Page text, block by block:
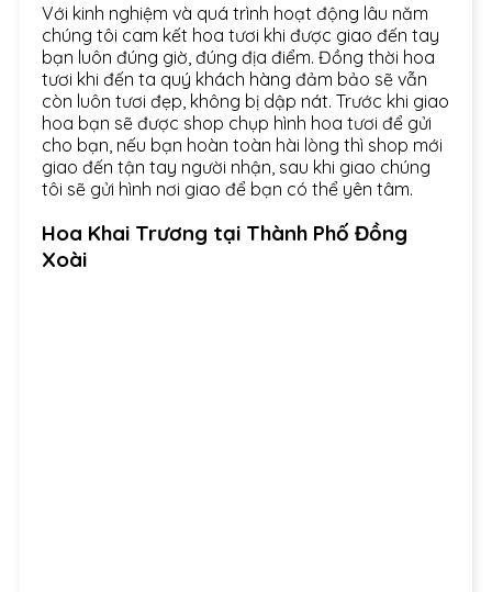
Với kinh nghiệm và quá trình hoạt động lâu năm
chúng tôi cam kết hoa tươi khi được giao đến tay
bạn luôn đúng giờ, đúng địa điểm. Đồng thời hoa
tươi khi đến ta quý khách hàng đảm bảo sẽ vẫn
còn luôn tươi đẹp, không bị dập nát. Trước khi giao
hoa bạn sẽ được shop chụp hình hoa tươi để gửi
cho bạn, nếu bạn hoàn toàn hài lòng thì shop mới
giao đến tận tay người nhận, sau khi giao chúng
tôi sẽ gửi hình nơi giao để bạn có thể yên tâm.
Hoa Khai Trương tại Thành Phố Đồng
Xoài